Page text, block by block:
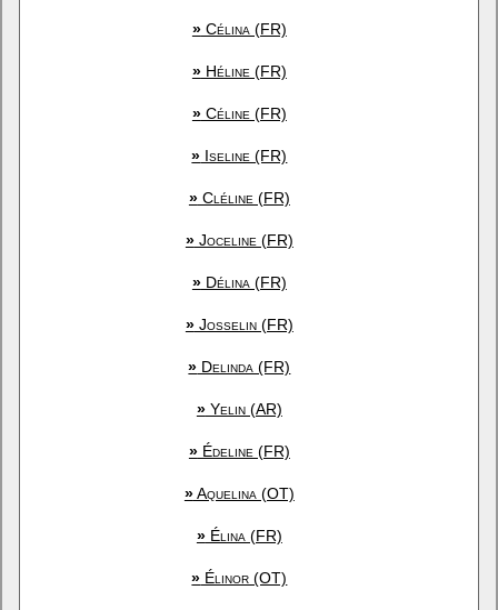
»Célina (FR)
»Héline (FR)
»Céline (FR)
» Iseline (FR)
»Cléline (FR)
»Joceline (FR)
»Délina (FR)
»Josselin (FR)
» Delinda (FR)
»Yelin (AR)
»Édeline (FR)
»Aquelina (OT)
»Élina (FR)
» Élinor (OT)